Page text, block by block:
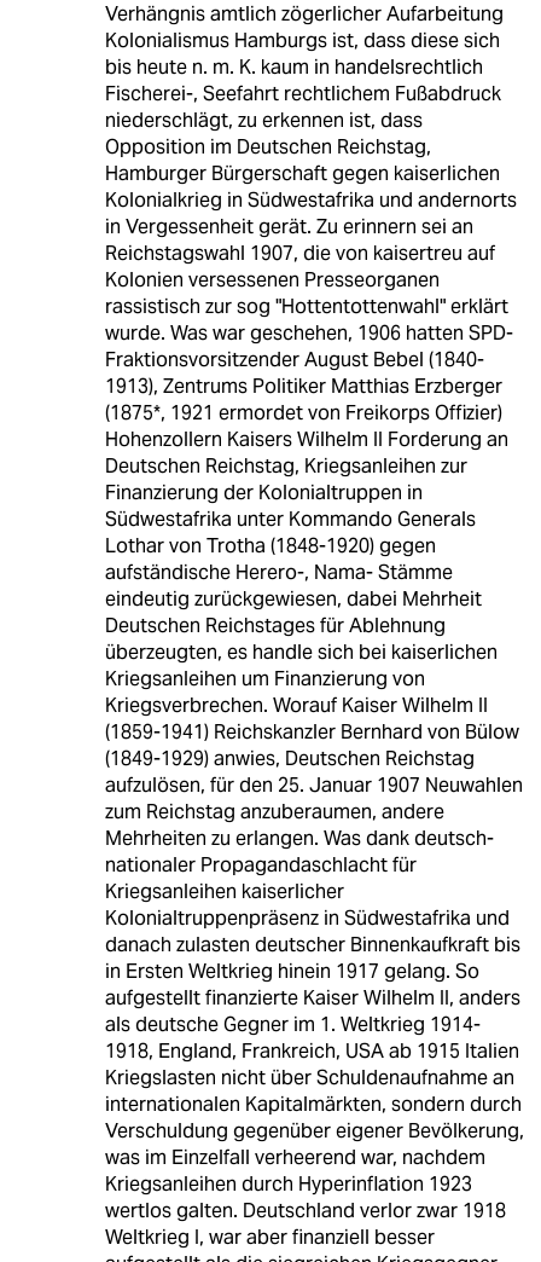
Verhängnis amtlich zögerlicher Aufarbeitung
Kolonialismus Hamburgs ist, dass diese sich
bis heute n. m. K. kaum in handelsrechtlich
Fischerei-, Seefahrt rechtlichem Fußabdruck
niederschlägt, zu erkennen ist, dass
Opposition im Deutschen Reichstag,
Hamburger Bürgerschaft gegen kaiserlichen
Kolonialkrieg in Südwestafrika und andernorts
in Vergessenheit gerät. Zu erinnern sei an
Reichstagswahl 1907, die von kaisertreu auf
Kolonien versessenen Presseorganen
rassistisch zur sog "Hottentottenwahl" erklärt
wurde. Was war geschehen, 1906 hatten SPD-
Fraktionsvorsitzender August Bebel (1840-
1913), Zentrums Politiker Matthias Erzberger
(1875*, 1921 ermordet von Freikorps Offizier)
Hohenzollern Kaisers Wilhelm II Forderung an
Deutschen Reichstag, Kriegsanleihen zur
Finanzierung der Kolonialtruppen in
Südwestafrika unter Kommando Generals
Lothar von Trotha (1848-1920) gegen
aufständische Herero-, Nama- Stämme
eindeutig zurückgewiesen, dabei Mehrheit
Deutschen Reichstages für Ablehnung
überzeugten, es handle sich bei kaiserlichen
Kriegsanleihen um Finanzierung von
Kriegsverbrechen. Worauf Kaiser Wilhelm II
(1859-1941) Reichskanzler Bernhard von Bülow
(1849-1929) anwies, Deutschen Reichstag
aufzulösen, für den 25. Januar 1907 Neuwahlen
zum Reichstag anzuberaumen, andere
Mehrheiten zu erlangen. Was dank deutsch-
nationaler Propagandaschlacht für
Kriegsanleihen kaiserlicher
Kolonialtruppenpräsenz in Südwestafrika und
danach zulasten deutscher Binnenkaufkraft bis
in Ersten Weltkrieg hinein 1917 gelang. So
aufgestellt finanzierte Kaiser Wilhelm II, anders
als deutsche Gegner im 1. Weltkrieg 1914-
1918, England, Frankreich, USA ab 1915 Italien
Kriegslasten nicht über Schuldenaufnahme an
internationalen Kapitalmärkten, sondern durch
Verschuldung gegenüber eigener Bevölkerung,
was im Einzelfall verheerend war, nachdem
Kriegsanleihen durch Hyperinflation 1923
wertlos galten. Deutschland verlor zwar 1918
Weltkrieg I, war aber finanziell besser